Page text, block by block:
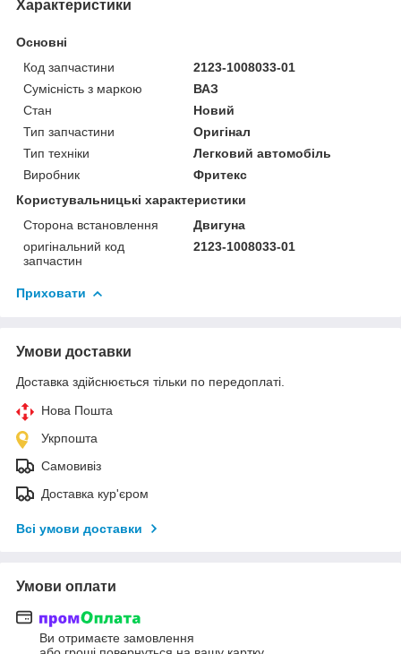
Характеристики
Основні
Код запчастини
2123-1008033-01
Сумісність з маркою
ВАЗ
Стан
Новий
Тип запчастини
Оригінал
Тип техніки
Легковий автомобіль
Виробник
Фритекс
Користувальницькі характеристики
Сторона встановлення
Двигуна
оригінальний код
запчастин
2123-1008033-01
Приховати
Умови доставки
Доставка здійснюється тільки по передоплаті.
Нова Пошта
Укрпошта
Самовивіз
Доставка кур'єром
Всі умови доставки
Умови оплати
Ви отримаєте замовлення